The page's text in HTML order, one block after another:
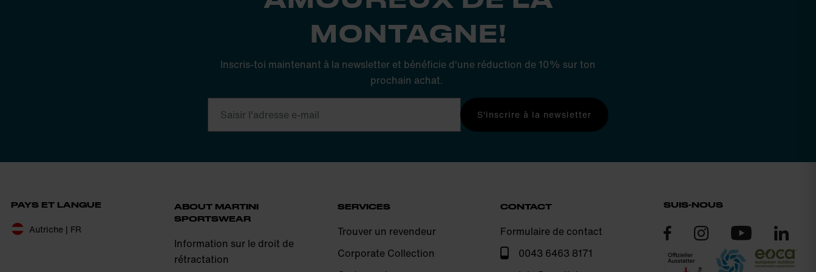
MONTAGNE!
Inscris-toi maintenant à la newsletter et bénéficie d'une réduction de 10% sur ton
prochain achat.
S'inscrire à la newsletter
PAYS ET LANGUE
Autriche | FR
ABOUT MARTINI
SPORTSWEAR
Information sur le droit de
rétractation
SERVICES
Trouver un revendeur
Corporate Collection
CONTACT
Formulaire de contact
0043 6463 8171
SUIS-NOUS